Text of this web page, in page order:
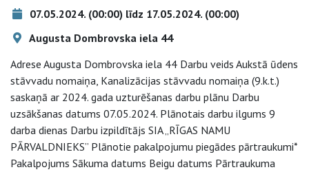
07.05.2024. (00:00) līdz 17.05.2024. (00:00)
Augusta Dombrovska iela 44
Adrese Augusta Dombrovska iela 44 Darbu veids Aukstā ūdens
stāvvadu nomaiņa, Kanalizācijas stāvvadu nomaiņa (9.k.t.)
saskaņā ar 2024. gada uzturēšanas darbu plānu Darbu
uzsākšanas datums 07.05.2024. Plānotais darbu ilgums 9
darba dienas Darbu izpildītājs SIA „RĪGAS NAMU
PĀRVALDNIEKS” Plānotie pakalpojumu piegādes pārtraukumi*
Pakalpojums Sākuma datums Beigu datums Pārtraukuma